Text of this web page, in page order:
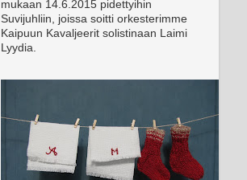
mukaan 14.6.2015 pidettyihin
Suvijuhliin, joissa soitti orkesterimme
Kaipuun Kavaljeerit solistinaan Laimi
Lyydia.